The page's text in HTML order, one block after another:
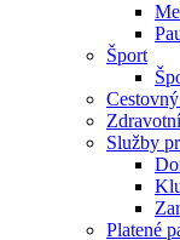
Šport
Služby
Platené